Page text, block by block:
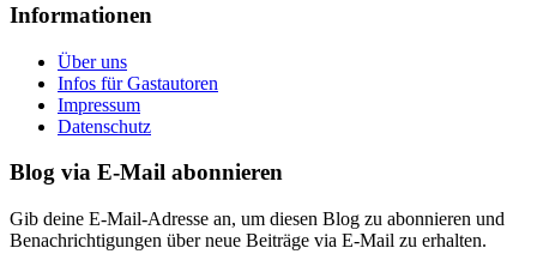
Informationen
Über uns
Infos für Gastautoren
Impressum
Datenschutz
Blog via E-Mail abonnieren
Gib deine E-Mail-Adresse an, um diesen Blog zu abonnieren und
Benachrichtigungen über neue Beiträge via E-Mail zu erhalten.